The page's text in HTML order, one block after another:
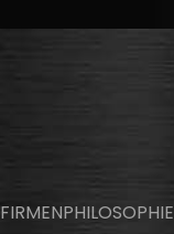
FIRMENPHILOSOPHIE